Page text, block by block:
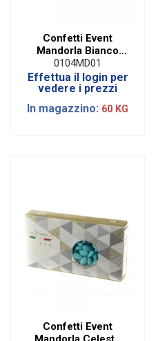
Confetti Event
Mandorla Bianco
Denaro Via
Fiume51|1 Kg
0104MD01
Effettua il login per
vedere i prezzi
In magazzino: 60 KG
Confetti Event